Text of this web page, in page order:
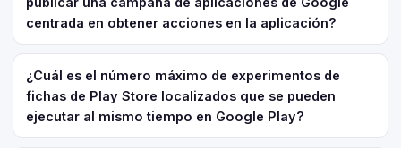
centrada en obtener acciones en la aplicación?
¿Cuál es el número máximo de experimentos de
fichas de Play Store localizados que se pueden
ejecutar al mismo tiempo en Google Play?